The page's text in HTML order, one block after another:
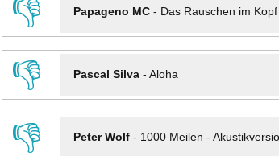
👎
Papageno MC- Das Rauschen im Kopf
👎
Pascal Silva- Aloha
👎
Peter Wolf- 1000 Meilen -